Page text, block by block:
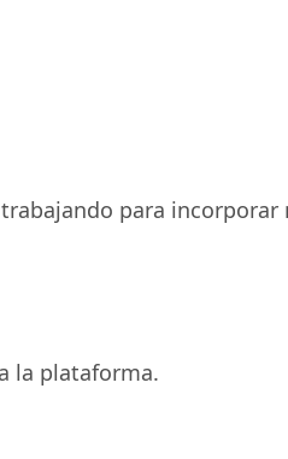
para
la plataforma.